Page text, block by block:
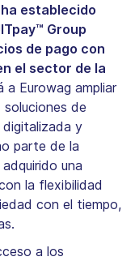
establecido
Group
de pago con
el sector de la
a Eurowag ampliar
de
y
parte de la
una
la flexibilidad
con el tiempo,
a los